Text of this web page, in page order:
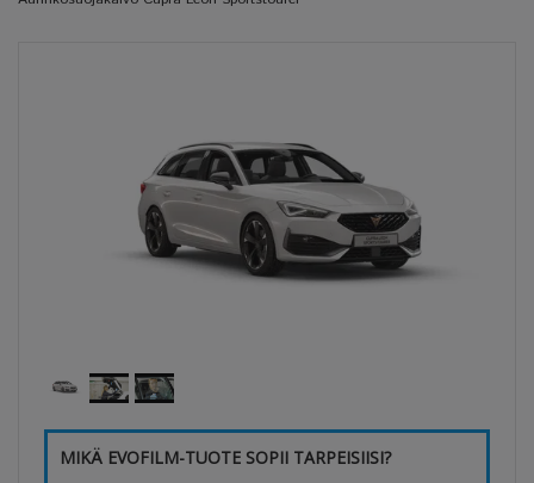
MIKÄ EVOFILM-TUOTE SOPII TARPEISIISI?